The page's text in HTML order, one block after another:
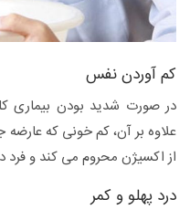
کم آوردن نفس
در صورت شدید بودن بیماری
علاوه بر آن، کم خونی که
از اکسیژن محروم می کند و
درد پهلو و کمر